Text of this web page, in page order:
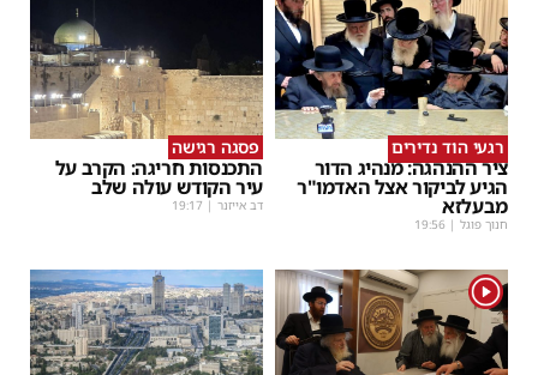
רגעי הוד נדירים
ציר ההנהגה: מנהיג הדור
הגיע לביקור אצל האדמו"ר
מבעלזא
חנוך פוגל |
19:56
פסגה רגישה
התכנסות חריגה: הקרב על
עיר הקודש עולה שלב
דב אייזנר |
19:17
1